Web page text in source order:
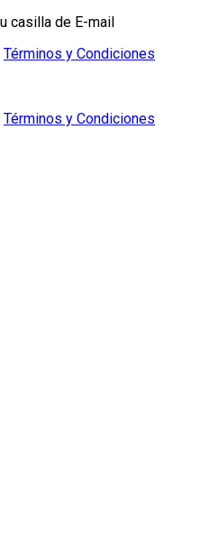
casilla de E-mail
Términos y Condiciones
Términos y Condiciones